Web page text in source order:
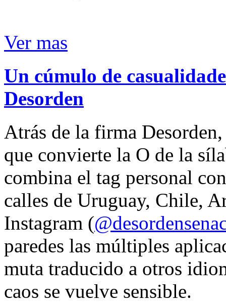
Ver mas
Un cúmulo de
Desorden
Atrás de la firma
que convierte la O de la
combina el tag personal
calles de Uruguay, Chile,
Instagram (
paredes las múltiples
muta traducido a otros
caos se vuelve sensible.